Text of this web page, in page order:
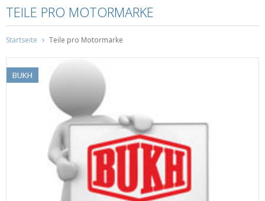
TEILE PRO MOTORMARKE
Startseite Teile pro Motormarke
BUKH